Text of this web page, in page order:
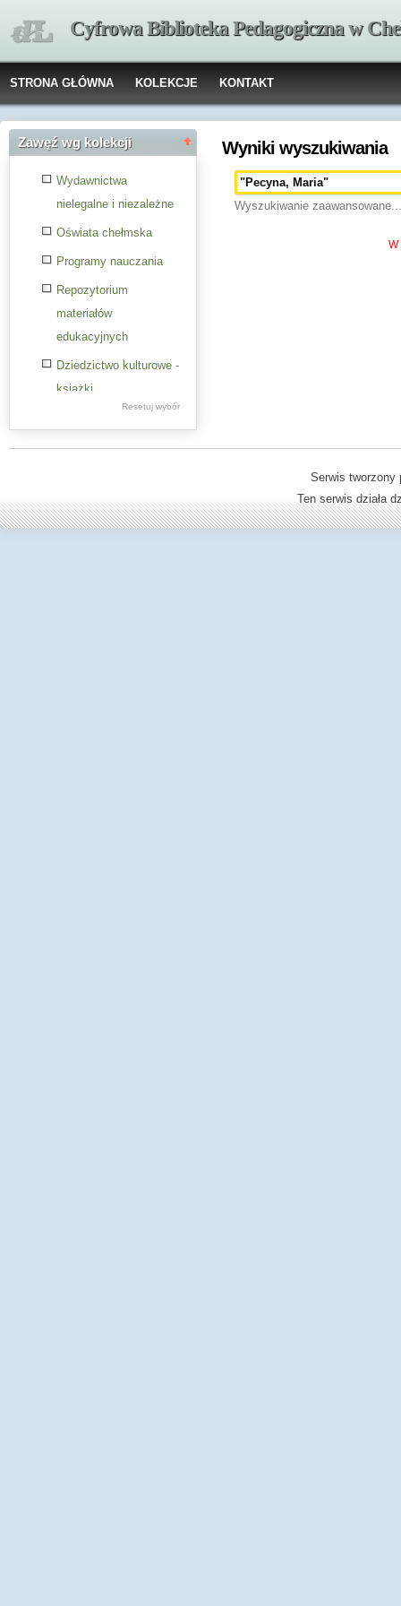
Cyfrowa Biblioteka Pedagogiczna w
STRONA GŁÓWNA KOLEKCJE KONTAKT
Zawęź wg kolekcji
Wydawnictwa
nielegalne i niezależne
Oświata chełmska
Programy nauczania
Repozytorium
materiałów
edukacyjnych
Dziedzictwo kulturowe -
książki
Resetuj wybór
Wyniki wyszukiwania
Wyszukiwanie zaawansowane...
W
Serwis
Ten serwis działa